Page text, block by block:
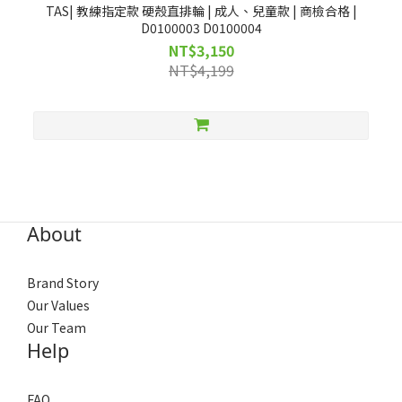
TAS| 教練指定款 硬殼直排輪 | 成人、兒童款 | 商檢合格 |
D0100003 D0100004
NT$3,150
NT$4,199
About
Brand Story
Our Values
Our Team
Help